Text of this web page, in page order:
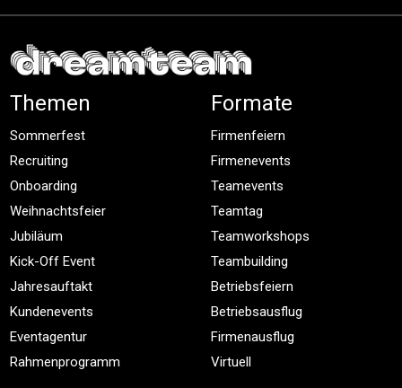
Themen
Sommerfest
Recruiting
Onboarding
Weihnachtsfeier
Jubiläum
Kick-Off Event
Jahresauftakt
Kundenevents
Eventagentur
Rahmenprogramm
Formate
Firmenfeiern
Firmenevents
Teamevents
Teamtag
Teamworkshops
Teambuilding
Betriebsfeiern
Betriebsausflug
Firmenausflug
Virtuell